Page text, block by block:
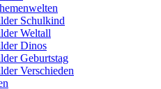
Schulkind
Weltall
Dinos
Geburtstag
Verschieden